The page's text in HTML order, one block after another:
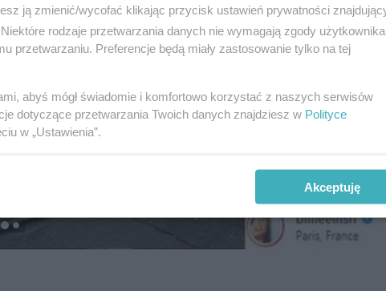
ją zmienić/wycofać klikając przycisk ustawień prywatności
rodzaje przetwarzania danych nie wymagają zgody
przetwarzaniu. Preferencje będą miały zastosowanie tylko na tej
abyś mógł świadomie i komfortowo korzystać z naszych serwisów
dotyczące przetwarzania Twoich danych znajdziesz w Polityce
w „Ustawienia”.
Akceptuję